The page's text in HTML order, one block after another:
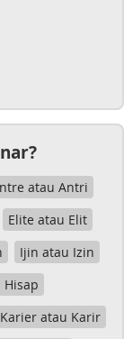
atau Antri
Elite atau Elit
Ijin atau Izin
Hisap
Karier atau Karir